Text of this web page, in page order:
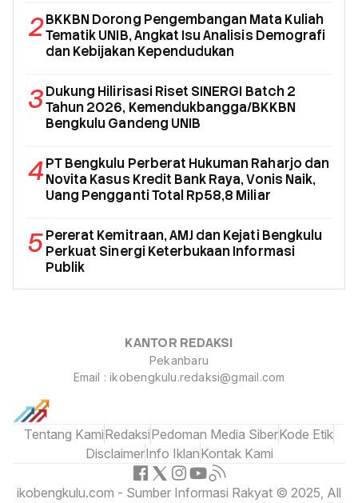
2BKKBN Dorong Pengembangan Mata Kuliah
Tematik UNIB, Angkat Isu Analisis Demografi
dan Kebijakan Kependudukan
3Dukung Hilirisasi Riset SINERGI Batch 2
Tahun 2026, Kemendukbangga/BKKBN
Bengkulu Gandeng UNIB
4PT Bengkulu Perberat Hukuman Raharjo dan
Novita Kasus Kredit Bank Raya, Vonis Naik,
Uang Pengganti Total Rp58,8 Miliar
5Pererat Kemitraan, AMJ dan Kejati Bengkulu
Perkuat Sinergi Keterbukaan Informasi
Publik
KANTOR REDAKSI
Pekanbaru
Email : ikobengkulu.redaksi@gmail.com
Tentang KamiRedaksiPedoman Media SiberKode Etik
DisclaimerInfo IklanKontak Kami
ikobengkulu.com - Sumber Informasi Rakyat © 2025, All